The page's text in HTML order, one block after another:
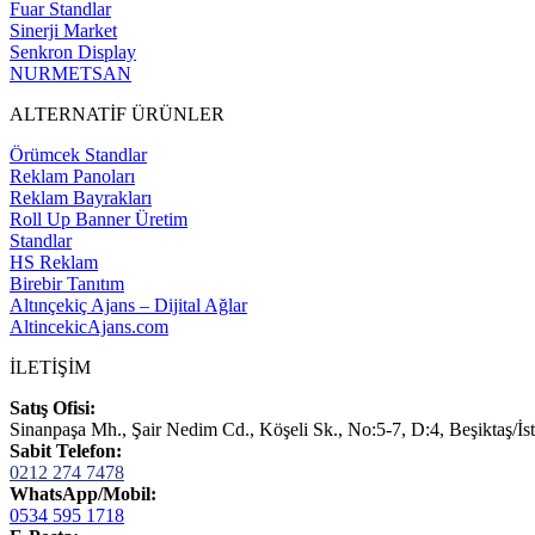
Fuar Standlar
Sinerji Market
Senkron Display
NURMETSAN
ALTERNATİF ÜRÜNLER
Örümcek Standlar
Reklam Panoları
Reklam Bayrakları
Roll Up Banner Üretim
Standlar
HS Reklam
Birebir Tanıtım
Altınçekiç Ajans – Dijital Ağlar
AltincekicAjans.com
İLETİŞİM
Satış Ofisi:
Sinanpaşa Mh., Şair Nedim Cd., Köşeli Sk., No:5-7, D:4, Beşiktaş/
Sabit Telefon:
0212 274 7478
WhatsApp/Mobil:
0534 595 1718